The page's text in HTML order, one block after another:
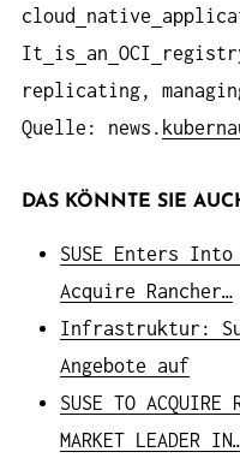
cloud
native
It
is an OCI
replicating,
Quelle: news.
DAS KÖNNTE SIE
SUSE Enters
Acquire Rancher…
Infrastruktur:
Angebote auf
SUSE TO ACQUIRE
MARKET LEADER